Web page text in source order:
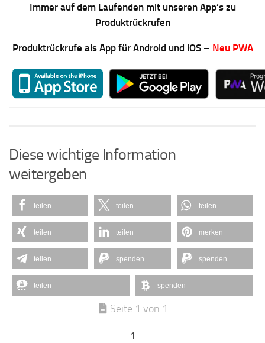
Immer auf dem Laufenden mit unseren App’s zu
Produktrückrufen
Produktrückrufe als App für Android und iOS – Neu PWA
Diese wichtige Information
weitergeben
teilen teilen teilen
teilen teilen merken
teilen spenden spenden
teilen spenden
Seite 1 von 1
1